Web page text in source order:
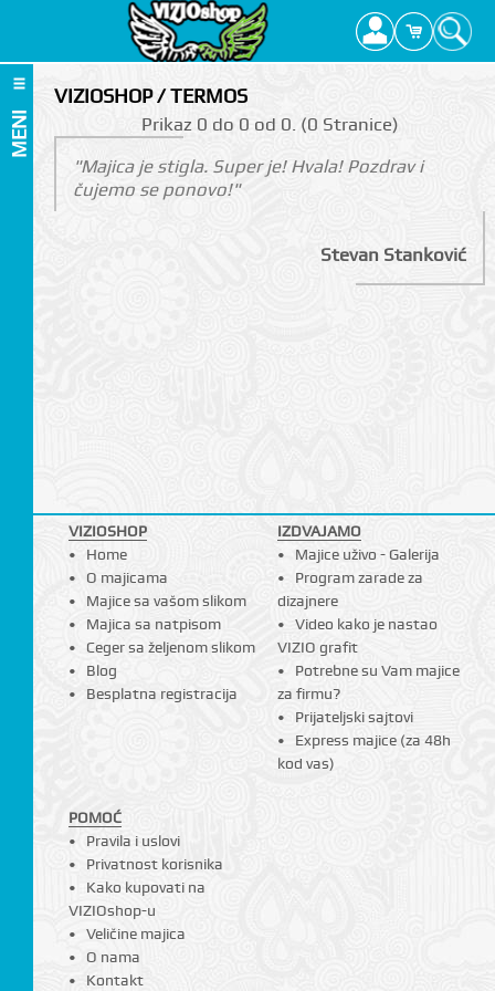
MENI
VIZIOSHOP / TERMOS
Prikаz 0 do 0 оd 0. (0 Strаnicе)
"Majica je stigla. Super je! Hvala! Pozdrav i
čujemo se ponovo!"
Stevan Stanković
VIZIOSHOP
Home
O majicama
Majice sa vašom slikom
Majica sa natpisom
Ceger sa željenom slikom
Blog
Besplatna registracija
IZDVAJAMO
Majice uživo - Galerija
Program zarade za
dizajnere
Video kako je nastao
VIZIO grafit
Potrebne su Vam majice
za firmu?
Prijateljski sajtovi
Express majice (za 48h
kod vas)
POMOĆ
Pravila i uslovi
Privatnost korisnika
Kako kupovati na
VIZIOshop-u
Veličine majica
O nama
Kontakt